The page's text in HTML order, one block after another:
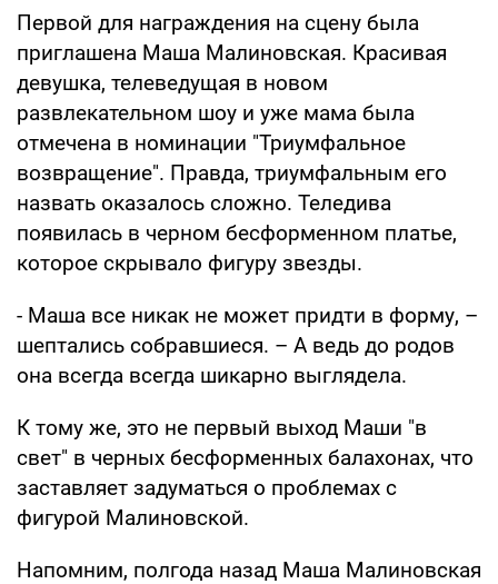
Первой для награждения на сцену была
приглашена Маша Малиновская. Красивая
девушка, телеведущая в новом
развлекательном шоу и уже мама была
отмечена в номинации "Триумфальное
возвращение". Правда, триумфальным его
назвать оказалось сложно. Теледива
появилась в черном бесформенном платье,
которое скрывало фигуру звезды.
- Маша все никак не может придти в форму, –
шептались собравшиеся. – А ведь до родов
она всегда всегда шикарно выглядела.
К тому же, это не первый выход Маши "в
свет" в черных бесформенных балахонах, что
заставляет задуматься о проблемах с
фигурой Малиновской.
Напомним, полгода назад Маша Малиновская